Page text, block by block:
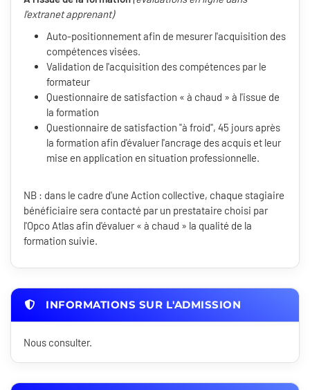
l'extranet apprenant)
Auto-positionnement afin de mesurer l'acquisition des
compétences visées.
Validation de l'acquisition des compétences par le
formateur
Questionnaire de satisfaction « à chaud » à l'issue de
la formation
Questionnaire de satisfaction "à froid", 45 jours après
la formation afin d'évaluer l'ancrage des acquis et leur
mise en application en situation professionnelle.
NB : dans le cadre d'une Action collective, chaque stagiaire
bénéficiaire sera contacté par un prestataire choisi par
l'Opco Atlas afin d'évaluer « à chaud » la qualité de la
formation suivie.
INFORMATIONS SUR L'ADMISSION
Nous consulter.